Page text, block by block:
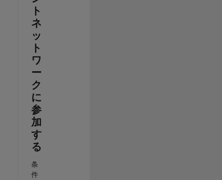
ト
ネ
ッ
ト
ワ
ー
ク
に
参
加
す
る
条
件